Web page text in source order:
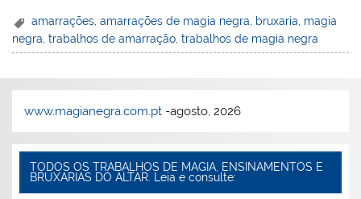
amarrações ,amarrações de magia negra bruxaria magia
negra ,trabalhos de amarração ,trabalhos de magia negra
www.magianegra.com.pt -agosto, 2026
TODOS OS TRABALHOS DE MAGIA, ENSINAMENTOS E
BRUXARIAS DO ALTAR. Leia e consulte: